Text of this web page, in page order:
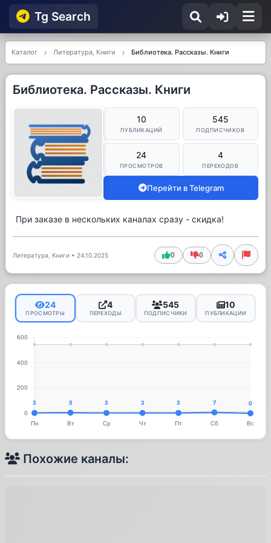
Tg Searсh
Каталог Литература, Книги Библиотека. Рассказы. Книги
Библиотека. Рассказы. Книги
10
ПУБЛИКАЦИЙ
545
ПОДПИСЧИКОВ
24
ПРОСМОТРОВ
4
ПЕРЕХОДОВ
Перейти в Telegram
При заказе в нескольких каналах сразу - скидка!
Литература, Книги • 24.10.2025 0 0
24
ПРОСМОТРЫ
4
ПЕРЕХОДЫ
545
ПОДПИСЧИКИ
10
ПУБЛИКАЦИИ
Похожие каналы: